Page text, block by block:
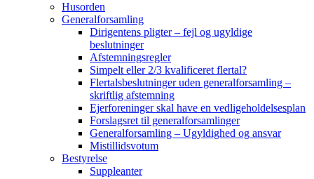
Husorden
Generalforsamling
Dirigentens pligter – fejl og ugyldige
beslutninger
Afstemningsregler
Simpelt eller 2/3 kvalificeret flertal?
Flertalsbeslutninger uden generalforsamling –
skriftlig afstemning
Ejerforeninger skal have en vedligeholdelsesplan
Forslagsret til generalforsamlinger
Generalforsamling – Ugyldighed og ansvar
Mistillidsvotum
Bestyrelse
Suppleanter